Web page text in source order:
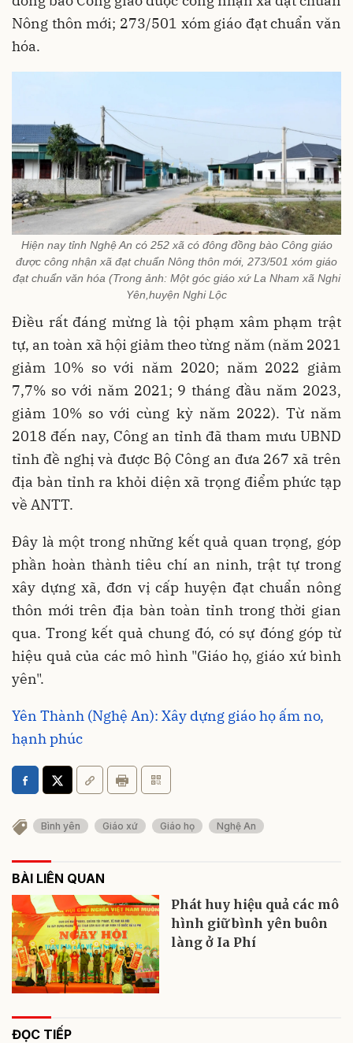
Nông thôn mới; 273/501 xóm giáo đạt chuẩn văn
hóa.
Hiện nay tỉnh Nghệ An có 252 xã có đông đồng bào Công giáo
được công nhận xã đạt chuẩn Nông thôn mới, 273/501 xóm giáo
đạt chuẩn văn hóa (Trong ảnh: Một góc giáo xứ La Nham xã Nghi
Yên,huyện Nghi Lộc
Điều rất đáng mừng là tội phạm xâm phạm trật
tự, an toàn xã hội giảm theo từng năm (năm 2021
giảm 10% so với năm 2020; năm 2022 giảm
7,7% so với năm 2021; 9 tháng đầu năm 2023,
giảm 10% so với cùng kỳ năm 2022). Từ năm
2018 đến nay, Công an tỉnh đã tham mưu UBND
tỉnh đề nghị và được Bộ Công an đưa 267 xã trên
địa bàn tỉnh ra khỏi diện xã trọng điểm phức tạp
về ANTT.
Đây là một trong những kết quả quan trọng, góp
phần hoàn thành tiêu chí an ninh, trật tự trong
xây dựng xã, đơn vị cấp huyện đạt chuẩn nông
thôn mới trên địa bàn toàn tỉnh trong thời gian
qua. Trong kết quả chung đó, có sự đóng góp từ
hiệu quả của các mô hình "Giáo họ, giáo xứ bình
yên".
Yên Thành (Nghệ An): Xây dựng giáo họ ấm no,
hạnh phúc
Bình yên Giáo xứ Giáo họ Nghệ An
BÀI LIÊN QUAN
Phát huy hiệu quả các mô
hình giữ bình yên buôn
làng ở Ia Phí
ĐỌC TIẾP